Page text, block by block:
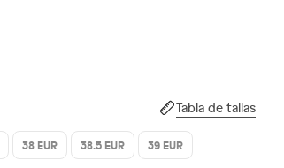
Tabla de tallas
38 EUR 38.5 EUR
39 EUR